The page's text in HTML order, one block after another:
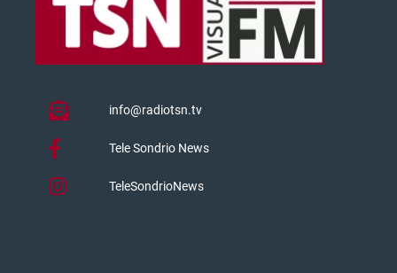
info@radiotsn.tv
Tele Sondrio News
TeleSondrioNews